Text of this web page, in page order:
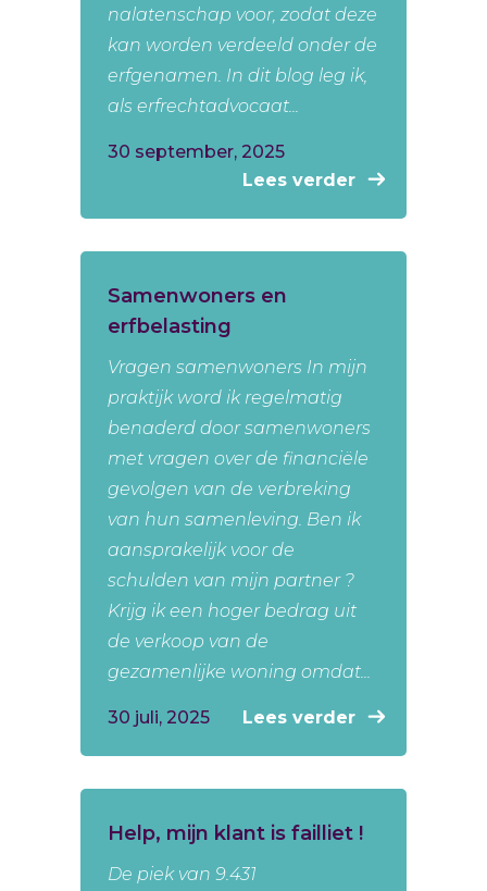
nalatenschap voor, zodat deze
kan worden verdeeld onder de
erfgenamen. In dit blog leg ik,
als erfrechtadvocaat...
30 september, 2025
Lees verder
Samenwoners en
erfbelasting
Vragen samenwoners In mijn
praktijk word ik regelmatig
benaderd door samenwoners
met vragen over de financiële
gevolgen van de verbreking
van hun samenleving. Ben ik
aansprakelijk voor de
schulden van mijn partner ?
Krijg ik een hoger bedrag uit
de verkoop van de
gezamenlijke woning omdat...
30 juli, 2025 Lees verder
Help, mijn klant is failliet !
De piek van 9.431